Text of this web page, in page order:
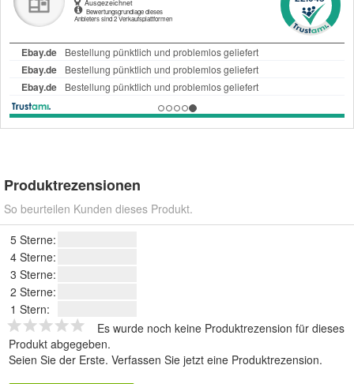
Produktrezensionen
So beurteilen Kunden dieses Produkt.
5 Sterne:
4 Sterne:
3 Sterne:
2 Sterne:
1 Stern:
Es wurde noch keine Produktrezension für dieses
Produkt abgegeben.
Seien Sie der Erste. Verfassen Sie jetzt eine Produktrezension.